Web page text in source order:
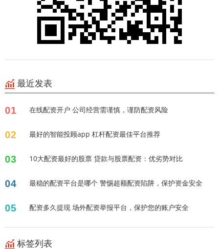
最近发表
01 在线配资开户 公司经营需谨慎，谨防配资风险
02 最好的智能投顾app 杠杆配资最佳平台推荐
03 10大配资最好的股票 贷款与股票配资：优劣势对比
04 最稳的配资平台是哪个 警惕超额配资陷阱，保护资金安全
05 配资多久提现 场外配资举报平台，保护您的账户安全
标签列表